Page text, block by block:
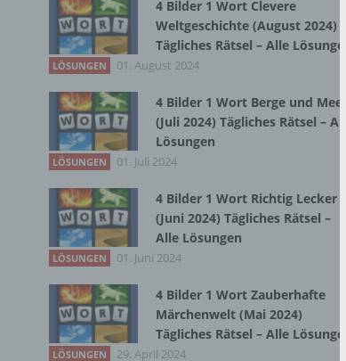
4 Bilder 1 Wort Clevere
Weltgeschichte (August 2024)
Tägliches Rätsel – Alle Lösungen
LÖSUNGEN 01. August 2024
4 Bilder 1 Wort Berge und Meer
(Juli 2024) Tägliches Rätsel – Alle
Lösungen
LÖSUNGEN 01. Juli 2024
4 Bilder 1 Wort Richtig Lecker
(Juni 2024) Tägliches Rätsel –
Alle Lösungen
LÖSUNGEN 01. Juni 2024
4 Bilder 1 Wort Zauberhafte
Märchenwelt (Mai 2024)
Tägliches Rätsel – Alle Lösungen
LÖSUNGEN 29. April 2024